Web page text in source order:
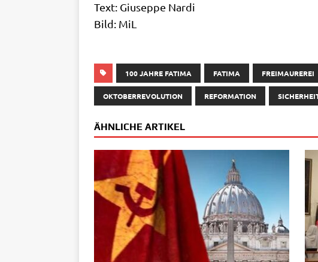
Text: Giu­sep­pe Nardi
Bild: MiL
100 JAHRE FATIMA FATIMA FREIMAUREREI
OKTOBERREVOLUTION REFORMATION
ÄHNLICHE ARTIKEL